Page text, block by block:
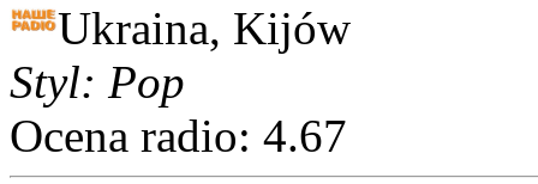
Ukraina, Kijów
Styl: Pop
Ocena radio: 4.67